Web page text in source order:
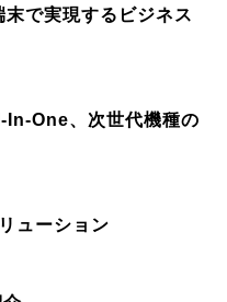
で実現するビジネス
In-One、次世代機種の
ューション